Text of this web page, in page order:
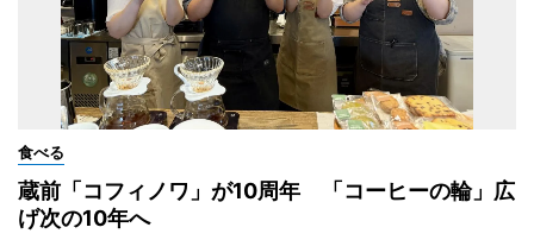
食べる
蔵前「コフィノワ」が10周年 「コーヒーの輪」広
げ次の10年へ